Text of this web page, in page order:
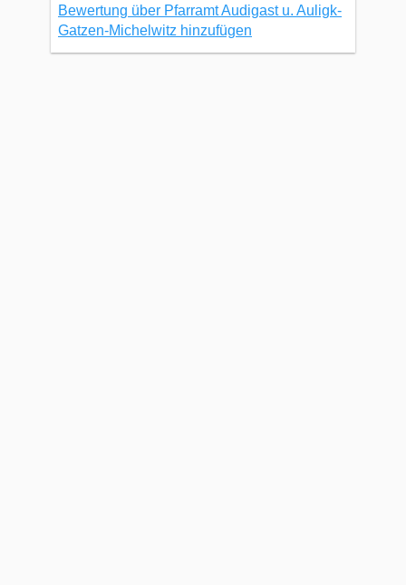
Bewertung über Pfarramt Audigast u. Auligk-
Gatzen-Michelwitz hinzufügen